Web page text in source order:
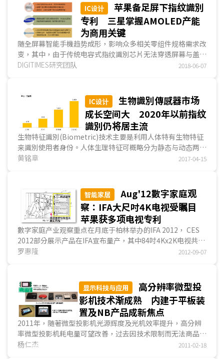
IC设计
苹果备足屏下指纹識別
专利 三星掌握AMOLED产能
为商用关键
随全屏幕智能手機趋势成形，影响众多相关零组件规格需求改
变，其中，由于传统电容式指纹識別芯片无法穿透屏幕与盖
板，屏下指纹識別朝光学式与超聲波式发展，皆仰赖三星
DIGITIMES研究团队 2018-06-07
IC设计
生物識別傳感器市场
成长空间大 2020年以前指纹
識別仍将居主流
生物特征識別(Biometric)技术主要是利用人体特有生物特征
来識別使用者身份。人体生理特征可概略分为静态与动态两大
类，静态特征如指纹(Fingerprint)、虹膜(Iris)、脸部与掌静
黄铭章 2017-04-15
智能家居
Aug'12數字家庭观
察：IFA大尺吋4K电视受瞩目
苹果获多项电视专利
數字家庭产业观察重点在月底于柏林举办的IFA 2012， CES
2012部分展示产品在IFA宣布量产，其中84吋4Kx2K电视共有
3家厂商准备量产上市，5大品牌在超大尺吋电视竞争可说全
罗惠隆 2012-09-07
显示科技与应用
高分辨率微型投
影机技术渐成熟 内建于平板装
置及NB产品成新焦点
2011年，随著微型投影机光源辉度及光机效率提升，高分辨
率微型投影机耗电量可望改善，过去因技术限制而无法商品
化、内建于NB的微型投影机可望进入市场。另外，随著平板
杨仁杰 2011-02-18